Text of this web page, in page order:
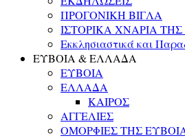
ΠΡΟΓΟΝΙΚΗ ΒΙΓΛΑ
ΙΣΤΟΡΙΚΑ ΧΝΑΡΙΑ
Εκκλησιαστικά και
ΕΥΒΟΙΑ & ΕΛΛΑΔΑ
ΕΥΒΟΙΑ
ΕΛΛΑΔΑ
ΚΑΙΡΟΣ
ΑΓΓΕΛΙΕΣ
ΟΜΟΡΦΙΕΣ ΤΗΣ